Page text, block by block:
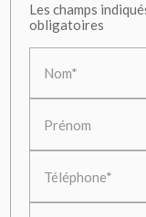
Les champs
obligatoires
Nom*
Prénom
Téléphone*